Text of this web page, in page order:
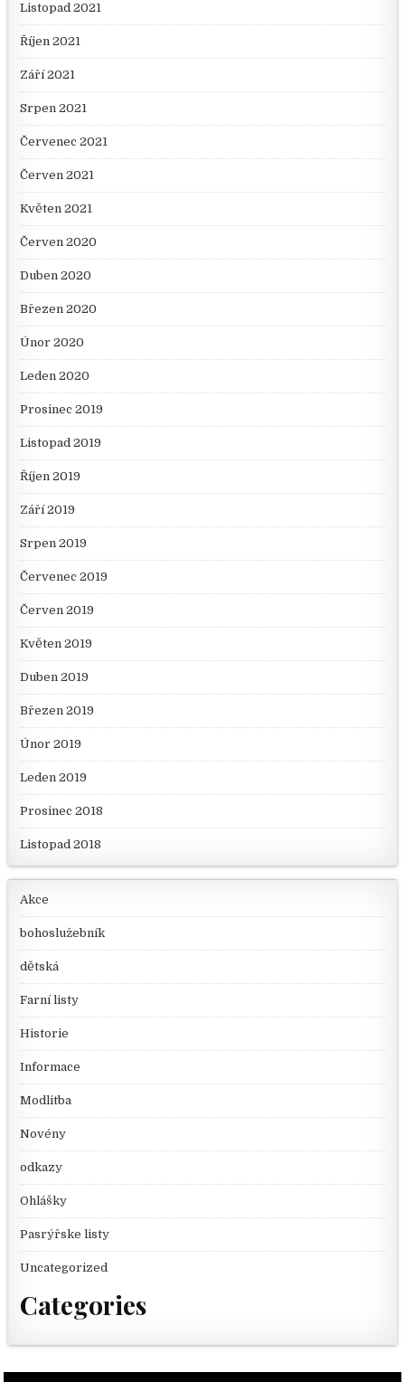
Listopad 2021
Říjen 2021
Září 2021
Srpen 2021
Červenec 2021
Červen 2021
Květen 2021
Červen 2020
Duben 2020
Březen 2020
Únor 2020
Leden 2020
Prosinec 2019
Listopad 2019
Říjen 2019
Září 2019
Srpen 2019
Červenec 2019
Červen 2019
Květen 2019
Duben 2019
Březen 2019
Únor 2019
Leden 2019
Prosinec 2018
Listopad 2018
Akce
bohoslužebník
dětská
Farní listy
Historie
Informace
Modlitba
Novény
odkazy
Ohlášky
Pasrýřske listy
Uncategorized
Categories